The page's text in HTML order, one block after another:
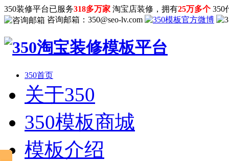
350装修平台已服务318多万家 淘宝店装修，拥有25万多个 350
咨询邮箱： 350@seo-lv.com
350首页
关于350
350模板商城
模板介绍